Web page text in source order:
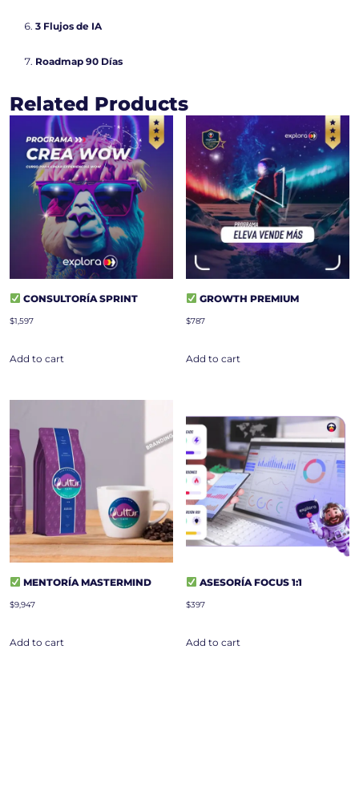
3 Flujos de IA
Roadmap 90 Días
Related Products
CONSULTORÍA SPRINT
$1,597
Add to cart
GROWTH PREMIUM
$787
Add to cart
MENTORÍA MASTERMIND
$9,947
Add to cart
ASESORÍA FOCUS 1:1
$397
Add to cart